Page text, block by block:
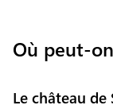
Où peut-
Le château